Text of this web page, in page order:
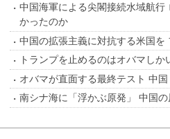
中国海軍による尖閣接続水域航行
かったのか
中国の拡張主義に対抗する米国を
トランプを止めるのはオバマしか
オバマが直面する最終テスト 中
南シナ海に「浮かぶ原発」 中国